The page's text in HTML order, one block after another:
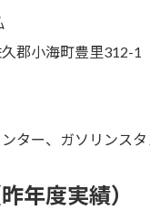
久郡小海町豊里312-1
ンター、ガソリンスタ
年度実績）